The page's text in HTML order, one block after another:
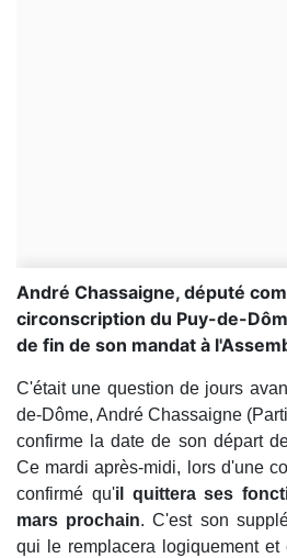
André Chassaigne, député
circonscription du Puy-de-
de fin de son mandat à
C'était une question de jours
de-Dôme, André Chassaigne
confirme la date de son départ
Ce mardi après-midi, lors d'une
confirmé qu'il quittera ses
mars prochain. C'est son
qui le remplacera logiquement